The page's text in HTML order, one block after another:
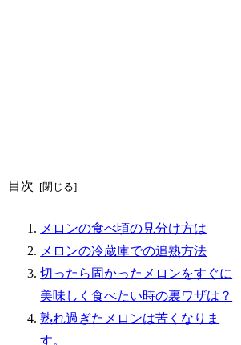
目次
メロンの食べ頃の見分け方は
メロンの冷蔵庫での追熟方法
切ったら固かったメロンをすぐに
美味しく食べたい時の裏ワザは？
熟れ過ぎたメロンは苦くなりま
す。